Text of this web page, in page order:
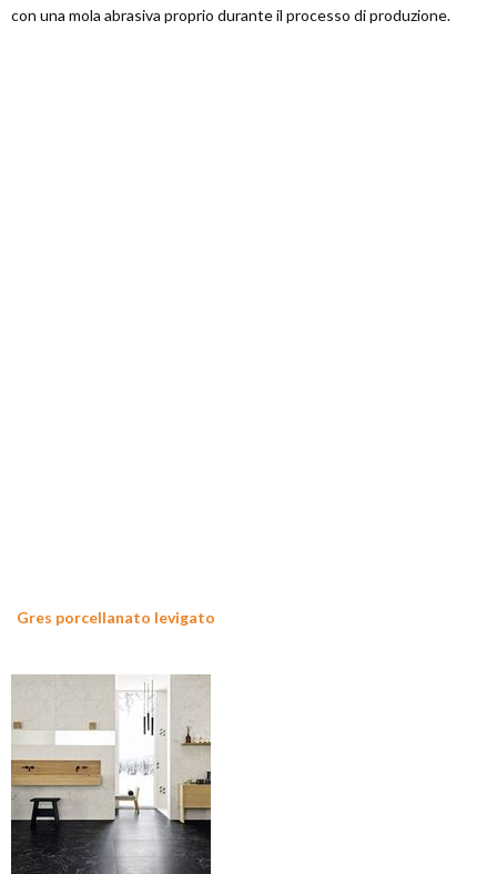
con una mola abrasiva proprio durante il processo di produzione.
Gres porcellanato levigato